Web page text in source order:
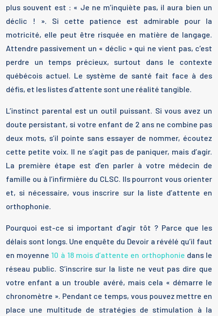
plus souvent est : « Je ne m’inquiète pas, il aura bien un
déclic ! ». Si cette patience est admirable pour la
motricité, elle peut être risquée en matière de langage.
Attendre passivement un « déclic » qui ne vient pas, c’est
perdre un temps précieux, surtout dans le contexte
québécois actuel. Le système de santé fait face à des
défis, et les listes d’attente sont une réalité tangible.
L’instinct parental est un outil puissant. Si vous avez un
doute persistant, si votre enfant de 2 ans ne combine pas
deux mots, s’il pointe sans essayer de nommer, écoutez
cette petite voix. Il ne s’agit pas de paniquer, mais d’agir.
La première étape est d’en parler à votre médecin de
famille ou à l’infirmière du CLSC. Ils pourront vous orienter
et, si nécessaire, vous inscrire sur la liste d’attente en
orthophonie.
Pourquoi est-ce si important d’agir tôt ? Parce que les
délais sont longs. Une enquête du Devoir a révélé qu’il faut
en moyenne 10 à 18 mois d’attente en orthophonie dans le
réseau public. S’inscrire sur la liste ne veut pas dire que
votre enfant a un trouble avéré, mais cela « démarre le
chronomètre ». Pendant ce temps, vous pouvez mettre en
place une multitude de stratégies de stimulation à la